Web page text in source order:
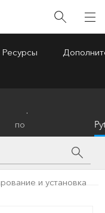
Ресурсы
по
инструментам
и установка